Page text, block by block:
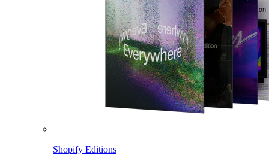
Shopify Editions